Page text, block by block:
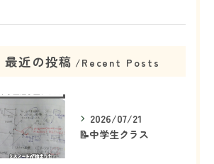
最近の投稿 Recent Posts
2026/07/21
📝中学生クラス